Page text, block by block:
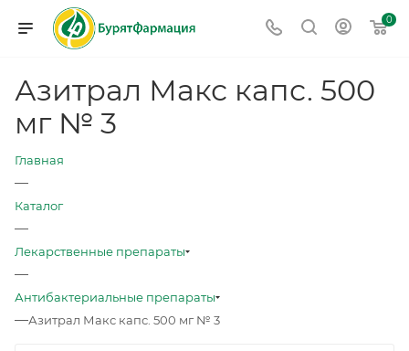
0
Азитрал Макс капс. 500
мг № 3
Главная
—
Каталог
—
Лекарственные препараты
—
Антибактериальные препараты
—Азитрал Макс капс. 500 мг № 3